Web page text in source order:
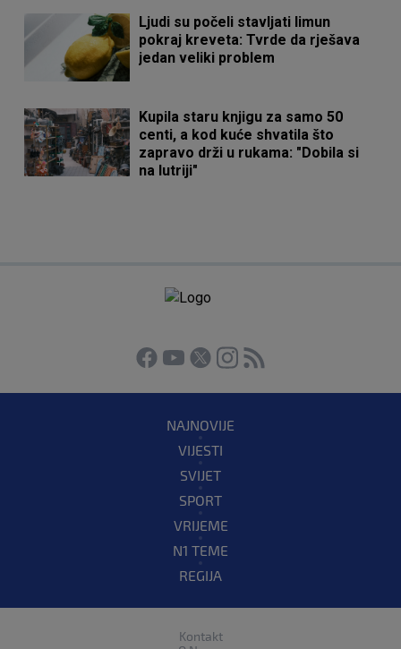
Ljudi su počeli stavljati limun
pokraj kreveta: Tvrde da rješava
jedan veliki problem
Kupila staru knjigu za samo 50
centi, a kod kuće shvatila što
zapravo drži u rukama: "Dobila si
na lutriji"
NAJNOVIJE
VIJESTI
SVIJET
SPORT
VRIJEME
N1 TEME
REGIJA
Kontakt